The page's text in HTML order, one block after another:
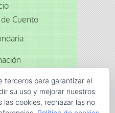
Cuento
Moriscos
Olagüe
terceros para garantizar el
su uso y mejorar nuestros
cookies, rechazar las no